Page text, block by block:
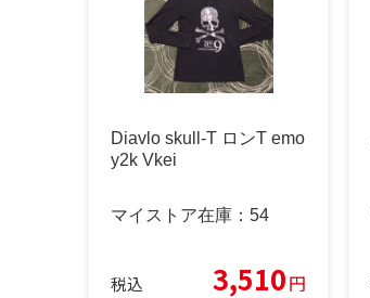
Diavlo skull-T ロンT emo
y2k Vkei
マイストア在庫： 54
税込 3,510円